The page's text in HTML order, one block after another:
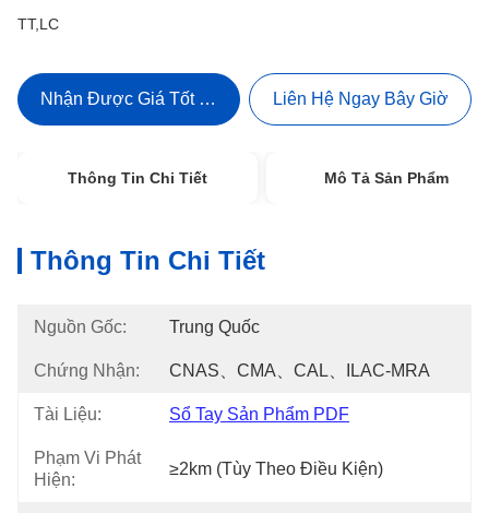
TT,LC
Nhận Được Giá Tốt Nhất Liên Hệ Ngay Bây Giờ
Thông Tin Chi Tiết Mô Tả Sản Phẩm
Thông Tin Chi Tiết
Nguồn Gốc: Trung Quốc
Chứng Nhận: CNAS、CMA、CAL、ILAC-MRA
Tài Liệu: Sổ Tay Sản Phẩm PDF
Phạm Vi Phát
Hiện:
≥2km (tùy Theo Điều Kiện)